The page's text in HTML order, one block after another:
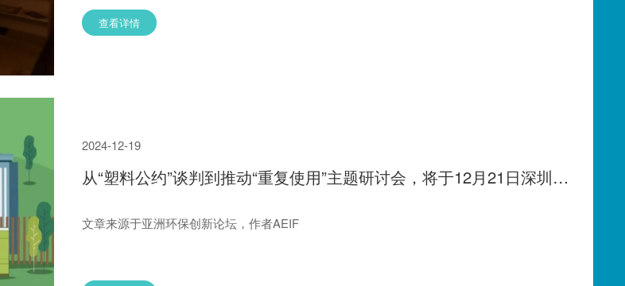
查看详情
2024-12-19
从“塑料公约”谈判到推动“重复使用”主题研讨会，将于12月21日深圳南山举办
文章来源于亚洲环保创新论坛，作者AEIF